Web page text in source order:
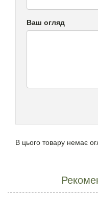
Ваш огляд
В цього товару немає